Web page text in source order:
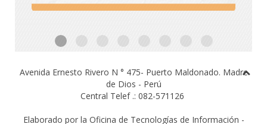
Avenida Ernesto Rivero N ° 475- Puerto Maldonado. Madre
de Dios - Perú
Central Telef .: 082-571126
Elaborado por la Oficina de Tecnologías de Información -